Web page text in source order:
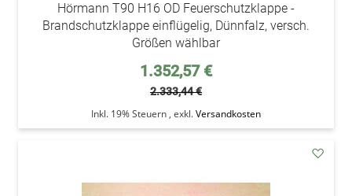
Hörmann T90 H16 OD Feuerschutzklappe -
Brandschutzklappe einflügelig, Dünnfalz, versch.
Größen wählbar
Sonderpreis
1.352,57 €
2.333,44 €
Inkl. 19% Steuern , exkl.Versandkosten